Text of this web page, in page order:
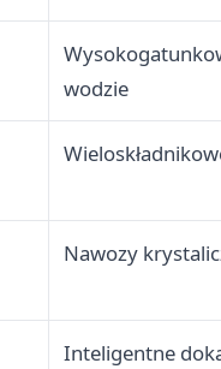
wodzie
Nawozy
Inteligentne